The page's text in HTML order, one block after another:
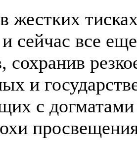
жестких
сейчас все
сохранив
и
с